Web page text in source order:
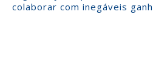
colaborar com inegáveis